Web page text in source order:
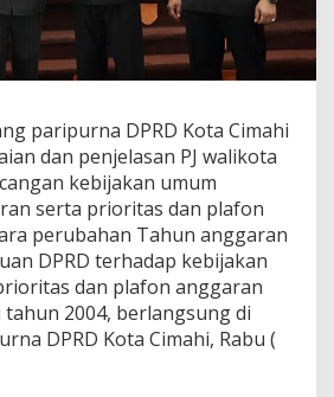
i
d
g
P
a
r
i
p
u
r
a
T
paripurna DPRD Kota Cimahi
dan penjelasan PJ walikota
kebijakan umum
serta prioritas dan plafon
perubahan Tahun anggaran
DPRD terhadap kebijakan
dan plafon anggaran
tahun 2004, berlangsung di
DPRD Kota Cimahi, Rabu (